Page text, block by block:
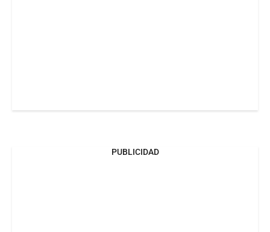
PUBLICIDAD